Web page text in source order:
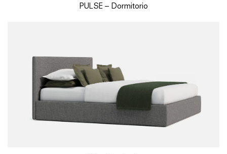
PULSE – Dormitorio